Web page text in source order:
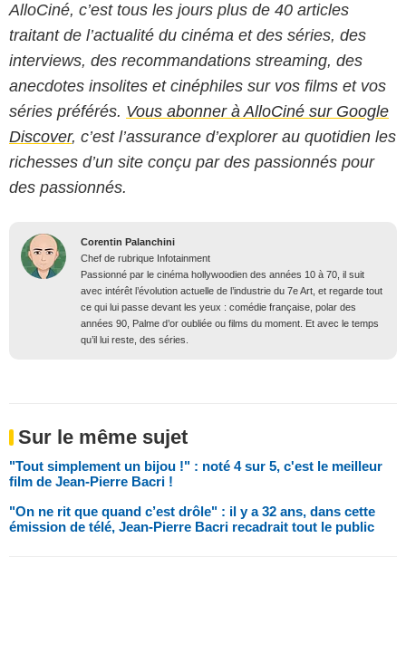
AlloCiné, c’est tous les jours plus de 40 articles
traitant de l’actualité du cinéma et des séries, des
interviews, des recommandations streaming, des
anecdotes insolites et cinéphiles sur vos films et vos
séries préférés. Vous abonner à AlloCiné sur Google
Discover, c’est l’assurance d’explorer au quotidien les
richesses d’un site conçu par des passionnés pour
des passionnés.
Corentin Palanchini
Chef de rubrique Infotainment
Passionné par le cinéma hollywoodien des années 10 à 70, il suit
avec intérêt l’évolution actuelle de l’industrie du 7e Art, et regarde tout
ce qui lui passe devant les yeux : comédie française, polar des
années 90, Palme d’or oubliée ou films du moment. Et avec le temps
qu’il lui reste, des séries.
Sur le même sujet
"Tout simplement un bijou !" : noté 4 sur 5, c'est le meilleur
film de Jean-Pierre Bacri !
"On ne rit que quand c’est drôle" : il y a 32 ans, dans cette
émission de télé, Jean-Pierre Bacri recadrait tout le public